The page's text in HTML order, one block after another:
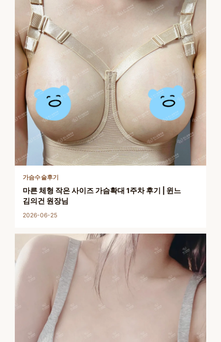
가슴수술후기
마른 체형 작은 사이즈 가슴확대 1주차 후기 | 윈느
김의건 원장님
2026-06-25